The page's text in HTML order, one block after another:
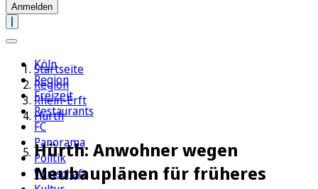
Anmelden
Köln
Region
Freizeit
Restaurants
FC
Panorama
Politik
Wirtschaft
Startseite
Region
Rhein-Erft
Hürth
Hürth: Anwohner wegen
Neubauplänen für früheres